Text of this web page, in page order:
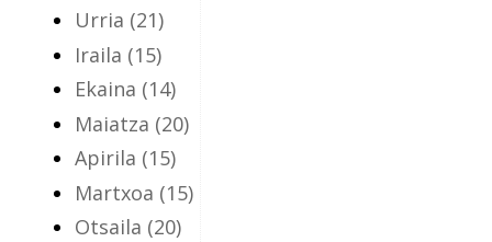
Urria (21)
Iraila (15)
Ekaina (14)
Maiatza (20)
Apirila (15)
Martxoa (15)
Otsaila (20)